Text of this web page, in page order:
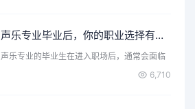
声乐专业毕业后，你的职业选择有哪些更佳方向？
声乐专业的毕业生在进入职场后，通常会面临
6,710